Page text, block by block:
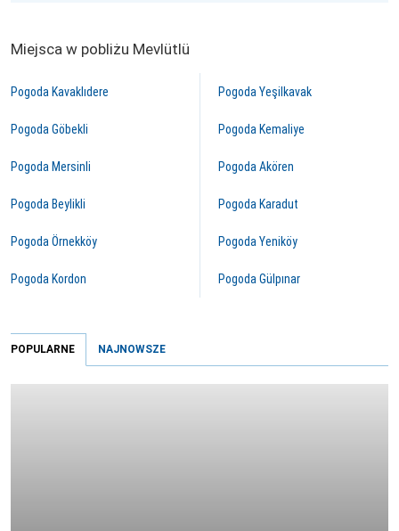
Miejsca w pobliżu Mevlütlü
Pogoda Kavaklıdere
Pogoda Göbekli
Pogoda Mersinli
Pogoda Beylikli
Pogoda Örnekköy
Pogoda Kordon
Pogoda Yeşilkavak
Pogoda Kemaliye
Pogoda Akören
Pogoda Karadut
Pogoda Yeniköy
Pogoda Gülpınar
POPULARNE NAJNOWSZE